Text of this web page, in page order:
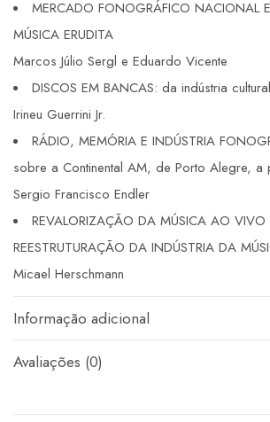
MERCADO FONOGRÁFICO NACIONAL
MÚSICA ERUDITA
Marcos Júlio Sergl e Eduardo Vicente
DISCOS EM BANCAS: da indústria
Irineu Guerrini Jr.
RÁDIO, MEMÓRIA E INDÚSTRIA
sobre a Continental AM, de Porto Alegre, a
Sergio Francisco Endler
REVALORIZAÇÃO DA MÚSICA AO VIVO
REESTRUTURAÇÃO DA INDÚSTRIA DA
Micael Herschmann
Informação adicional
Avaliações (0)